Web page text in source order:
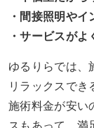
・間接照明や
・サービスがよ
ゆるりらでは、
リラックスでき
施術料金が安い
スもあって、満